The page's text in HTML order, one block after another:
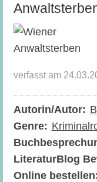
verfasst am
Autorin/Autor:
Genre:
LiteraturBlog
Online